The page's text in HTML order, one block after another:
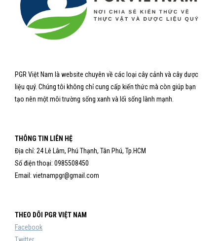
PGR Việt Nam là website chuyên về các loại cây cảnh và cây dược
liệu quý. Chúng tôi không chỉ cung cấp kiến thức mà còn giúp bạn
tạo nên một môi trường sống xanh và lối sống lành mạnh.
THÔNG TIN LIÊN HỆ
Địa chỉ: 24 Lê Lâm, Phú Thạnh, Tân Phú, Tp.HCM
Số điện thoại: 0985508450
Email: vietnampgr@gmail.com
THEO DÕI PGR VIỆT NAM
Facebook